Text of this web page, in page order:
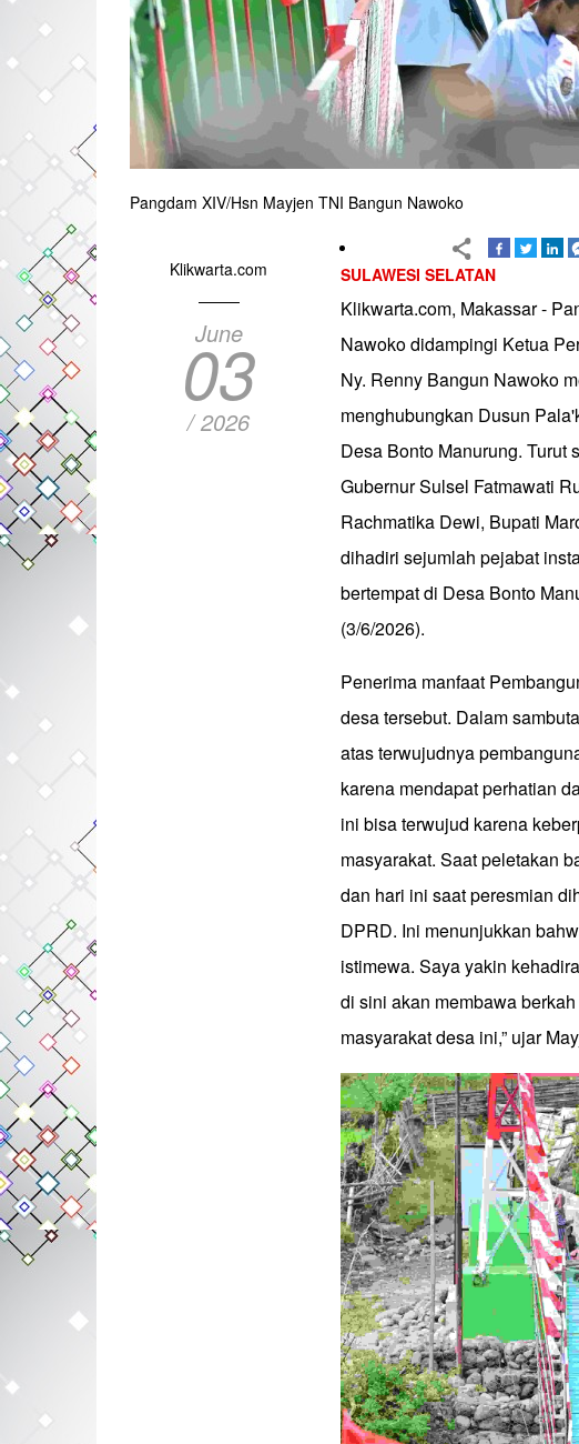
Pangdam XIV/Hsn Mayjen TNI Bangun Nawoko
Klikwarta.com
June
03
/ 2026
SULAWESI SELATAN
Klikwarta.com, Makassar -
Nawoko didampingi Ketua
Ny. Renny Bangun Nawoko
menghubungkan Dusun
Desa Bonto Manurung. Turut
Gubernur Sulsel Fatmawati
Rachmatika Dewi, Bupati
dihadiri sejumlah pejabat
bertempat di Desa Bonto
(3/6/2026).
Penerima manfaat
desa tersebut. Dalam
atas terwujudnya
karena mendapat perhatian
ini bisa terwujud karena
masyarakat. Saat peletakan
dan hari ini saat peresmian
DPRD. Ini menunjukkan
istimewa. Saya yakin
di sini akan membawa
masyarakat desa ini,” ujar